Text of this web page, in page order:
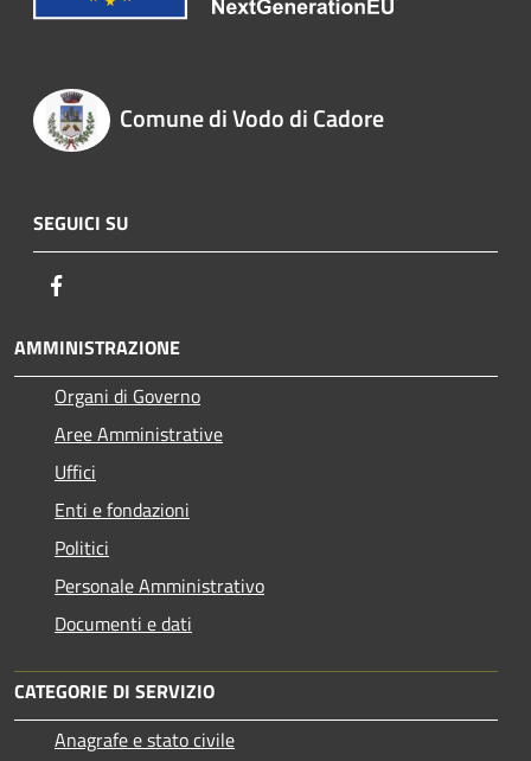
Comune di Vodo di Cadore
SEGUICI SU
AMMINISTRAZIONE
Organi di Governo
Aree Amministrative
Uffici
Enti e fondazioni
Politici
Personale Amministrativo
Documenti e dati
CATEGORIE DI SERVIZIO
Anagrafe e stato civile